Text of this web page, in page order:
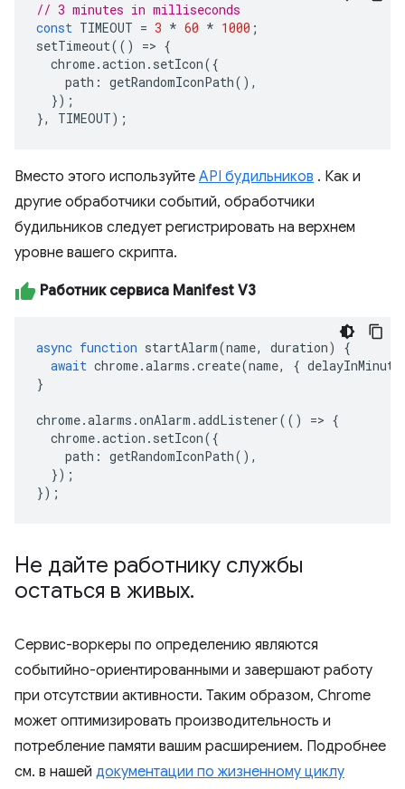
// 3 minutes in milliseconds
const TIMEOUT = 3 * 60 * 1000 ;
setTimeout(() => {
chrome.action . setIcon({
path : getRandomIconPath(),
});
},
TIMEOUT);
Вместо этого используйте API будильников . Как и
другие обработчики событий, обработчики
будильников следует регистрировать на верхнем
уровне вашего скрипта.
Работник сервиса Manifest V3
async function startAlarm(name, duration)
{
await chrome.alarms .create(name, {
}
chrome.alarms .onAlarm .addListener(() => {
chrome.action . setIcon({
path : getRandomIconPath(),
});
});
Не дайте работнику службы
остаться в живых.
Сервис-воркеры по определению являются
событийно-ориентированными и завершают работу
при отсутствии активности. Таким образом, Chrome
может оптимизировать производительность и
потребление памяти вашим расширением. Подробнее
см. в нашей документации по жизненному циклу